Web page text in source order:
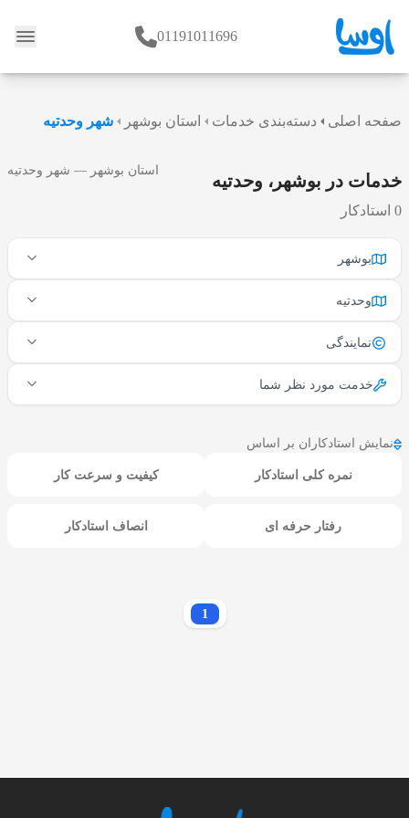
وبلاگ 01191011696
صفحه اصلی دسته‌بندی خدمات استان بوشهر شهر وحدتیه
خدمات در بوشهر، وحدتیه
0 استادکار
استان بوشهر — شهر وحدتیه
بوشهر
وحدتیه
نمایندگی
خدمت مورد نظر شما
نمایش استادکاران بر اساس
نمره کلی استادکار کیفیت و سرعت کار
رفتار حرفه ای انصاف استادکار
1